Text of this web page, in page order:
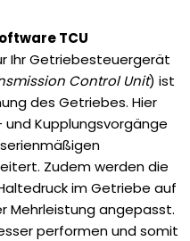
TCU
Ihr Getriebesteuergerät
Control Unit) ist
des Getriebes. Hier
Kupplungsvorgänge
Zudem werden die
im Getriebe auf
Mehrleistung angepasst.
performen und somit